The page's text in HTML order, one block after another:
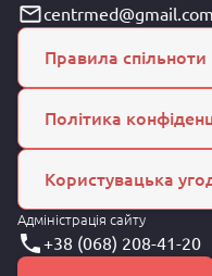
centrmed@gmail.com
Правила спільноти
Політика
Користувацька
Адміністрація сайту
+38 (068) 208-41-20